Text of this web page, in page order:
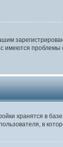
имеются
хранятся в
в